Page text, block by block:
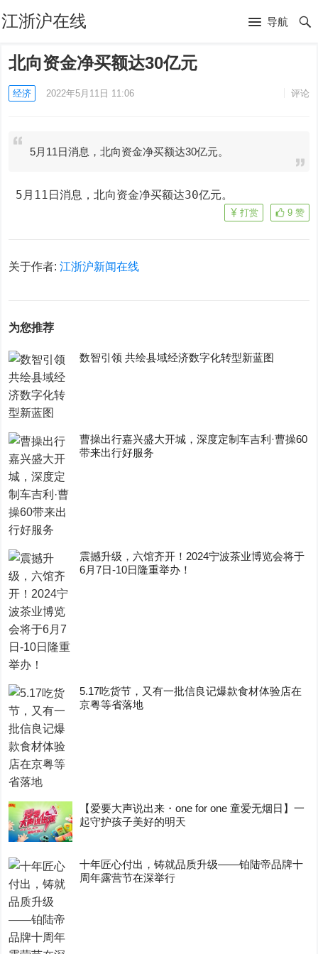
江浙沪在线 导航
北向资金净买额达30亿元
经济 2022年5月11日 11:06 评论
5月11日消息，北向资金净买额达30亿元。
5月11日消息，北向资金净买额达30亿元。
9 赞
打赏
关于作者:江浙沪新闻在线
为您推荐
数智引领 共绘县域经济数字化转型新蓝图
曹操出行嘉兴盛大开城，深度定制车吉利·曹操60
带来出行好服务
震撼升级，六馆齐开！2024宁波茶业博览会将于
6月7日-10日隆重举办！
5.17吃货节，又有一批信良记爆款食材体验店在
京粤等省落地
【爱要大声说出来・one for one 童爱无烟日】一
起守护孩子美好的明天
十年匠心付出，铸就品质升级——铂陆帝品牌十
周年露营节在深举行